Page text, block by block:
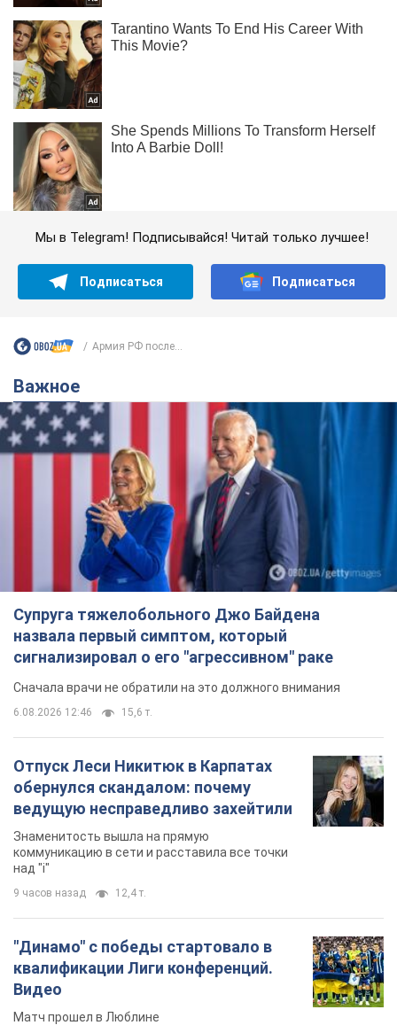
Мы в Telegram! Подписывайся! Читай только лучшее!
Подписаться Подписаться
Армия РФ после...
Важное
Супруга тяжелобольного Джо Байдена
назвала первый симптом, который
сигнализировал о его "агрессивном" раке
Сначала врачи не обратили на это должного внимания
6.08.2026 12:46 15,6 т.
Отпуск Леси Никитюк в Карпатах
обернулся скандалом: почему
ведущую несправедливо захейтили
Знаменитость вышла на прямую
коммуникацию в сети и расставила все точки
над "i"
9 часов назад 12,4 т.
"Динамо" с победы стартовало в
квалификации Лиги конференций.
Видео
Матч прошел в Люблине